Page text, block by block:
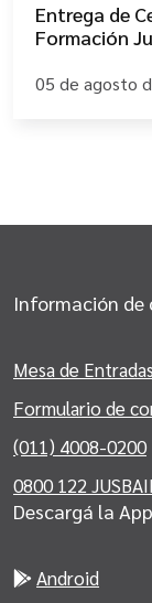
Entrega de
Formación
05 de agosto
Información
Mesa de Entradas
Formulario de
(011) 4008-0200
0800 122
Descargá la App
Android